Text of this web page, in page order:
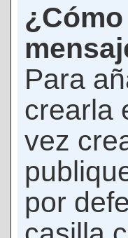
Para
crearla
vez
por